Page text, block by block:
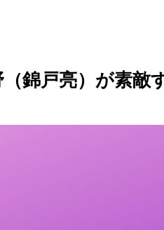
錦戸亮）が素敵